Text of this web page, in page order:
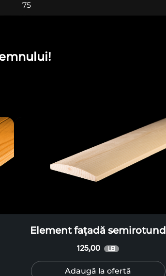
75
Element fațadă semirotund
125,00 LEI
Adaugă la ofertă